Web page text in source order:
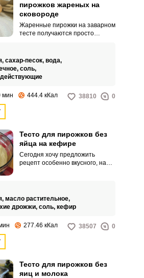
пирожков жареных на
сковороде
Жаренные пирожки на заварном
тесте получаются просто
невероятно нежные.
сахар-песок, вода,
соль,
мин 444.4 кКал 38810 0
Тесто для пирожков без
яйца на кефире
Сегодня хочу предложить
рецепт особенно вкусного, на
теста получается мягкой,
нежной и пушистой.
масло растительное,
дрожжи, соль, кефир
277.46 кКал 38507 0
Тесто для пирожков без
яиц и молока